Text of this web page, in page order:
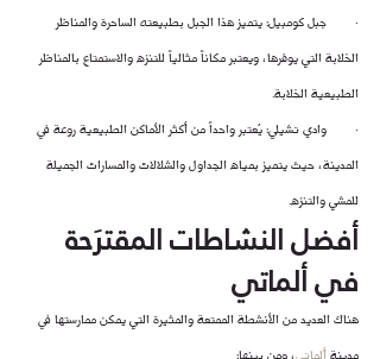
·        جبل كومبيل: يتميز هذا الجبل بطبيعته الساحرة والمناظر
الخلابة التي يوفرها، ويعتبر مكاناً مثالياً للتنزه والاستمتاع بالمناظر
الطبيعية الخلابة.
·        وادي تشيلي: يُعتبر واحداً من أكثر الأماكن الطبيعية روعة في
المدينة، حيث يتميز بمياه الجداول والشلالات والمسارات الجميلة
للمشي والتنزه.
أفضل النشاطات المقترَحة
في ألماتي
هناك العديد من الأنشطة الممتعة والمثيرة التي يمكن ممارستها في